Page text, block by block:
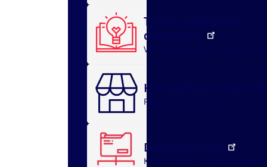
Týden vzdělávání
dospělých
Vzdělávací akce
Královéhradecké
Registrace
Datový portál
Kraj v datech